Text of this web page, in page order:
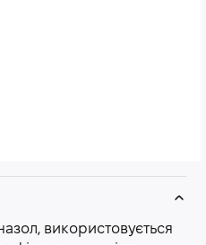
використовується